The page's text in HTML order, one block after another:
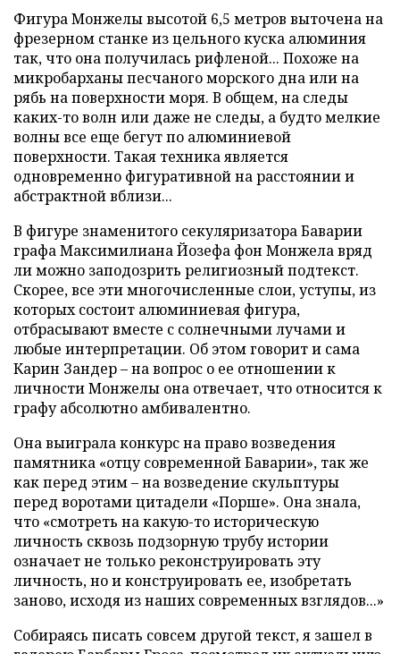
Фигура Монжелы высотой 6,5 метров выточена на
фрезерном станке из цельного куска алюминия
так, что она получилась рифленой... Похоже на
микробарханы песчаного морского дна или на
рябь на поверхности моря. В общем, на следы
каких-то волн или даже не следы, а будто мелкие
волны все еще бегут по алюминиевой
поверхности. Такая техника является
одновременно фигуративной на расстоянии и
абстрактной вблизи...
В фигуре знаменитого секуляризатора Баварии
графа Максимилиана Йозефа фон Монжела вряд
ли можно заподозрить религиозный подтекст.
Скорее, все эти многочисленные слои, уступы, из
которых состоит алюминиевая фигура,
отбрасывают вместе с солнечными лучами и
любые интерпретации. Об этом говорит и сама
Карин Зандер – на вопрос о ее отношении к
личности Монжелы она отвечает, что относится к
графу абсолютно амбивалентно.
Она выиграла конкурс на право возведения
памятника «отцу современной Баварии», так же
как перед этим – на возведение скульптуры
перед воротами цитадели «Порше». Она знала,
что «смотреть на какую-то историческую
личность сквозь подзорную трубу истории
означает не только реконструировать эту
личность, но и конструировать ее, изобретать
заново, исходя из наших современных взглядов...»
Собираясь писать совсем другой текст, я зашел в